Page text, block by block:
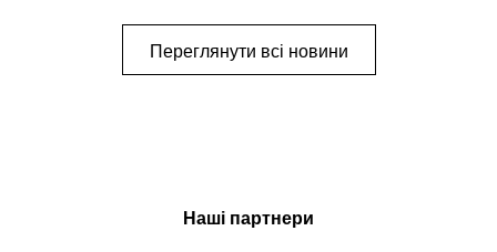
Переглянути всі новини
Наші партнери